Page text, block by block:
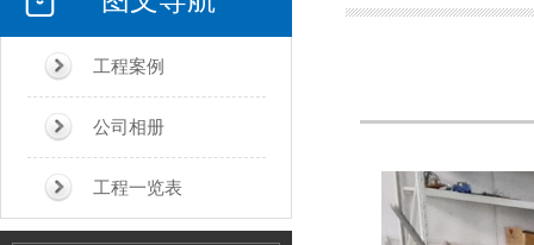
工程案例
公司相册
工程一览表